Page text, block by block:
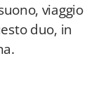
viaggio
duo, in